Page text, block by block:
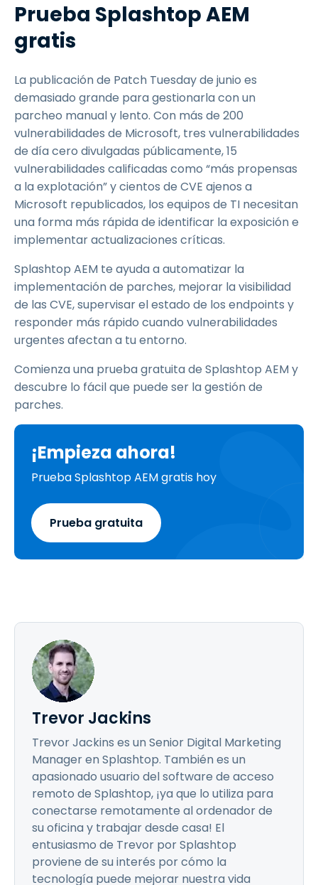
Prueba Splashtop AEM
gratis
La publicación de Patch Tuesday de junio es
demasiado grande para gestionarla con un
parcheo manual y lento. Con más de 200
vulnerabilidades de Microsoft, tres vulnerabilidades
de día cero divulgadas públicamente, 15
vulnerabilidades calificadas como “más propensas
a la explotación” y cientos de CVE ajenos a
Microsoft republicados, los equipos de TI necesitan
una forma más rápida de identificar la exposición e
implementar actualizaciones críticas.
Splashtop AEM te ayuda a automatizar la
implementación de parches, mejorar la visibilidad
de las CVE, supervisar el estado de los endpoints y
responder más rápido cuando vulnerabilidades
urgentes afectan a tu entorno.
Comienza una prueba gratuita de Splashtop AEM y
descubre lo fácil que puede ser la gestión de
parches.
¡Empieza ahora!
Prueba Splashtop AEM gratis hoy
Prueba gratuita
Trevor Jackins
Trevor Jackins es un Senior Digital Marketing
Manager en Splashtop. También es un
apasionado usuario del software de acceso
remoto de Splashtop, ¡ya que lo utiliza para
conectarse remotamente al ordenador de
su oficina y trabajar desde casa! El
entusiasmo de Trevor por Splashtop
proviene de su interés por cómo la
tecnología puede mejorar nuestra vida